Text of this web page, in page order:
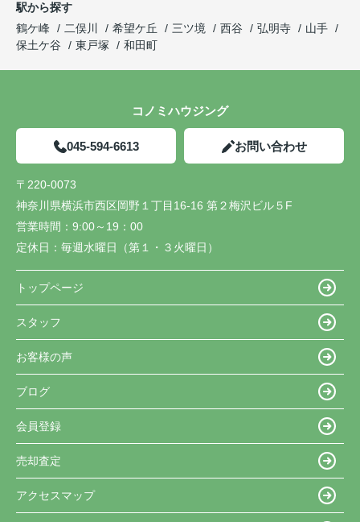
駅から探す
鶴ケ峰
二俣川 希望ケ丘 三ツ境 西谷 弘明寺
山手
保土ケ谷
東戸塚 和田町
コノミハウジング
045-594-6613 お問い合わせ
〒220-0073
神奈川県横浜市西区岡野１丁目16-16 第２梅沢ビル５F
営業時間： 9:00～19：00
定休日： 毎週水曜日（第１・３火曜日）
トップページ
スタッフ
お客様の声
ブログ
会員登録
売却査定
アクセスマップ